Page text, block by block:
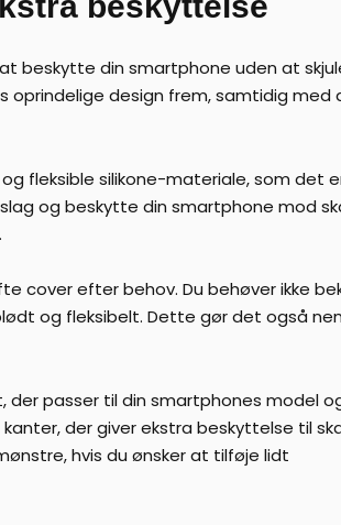
beskytte din smartphone uden at
design frem, samtidig med
fleksible silikone-materiale, som det
og beskytte din smartphone mod
cover efter behov. Du behøver ikke
og fleksibelt. Dette gør det også
passer til din smartphones model
der giver ekstra beskyttelse til
hvis du ønsker at tilføje lidt